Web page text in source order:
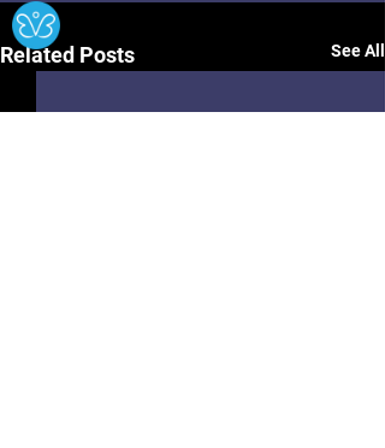
Related Posts See All